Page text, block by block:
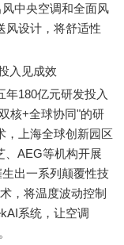
风中央空调和全面风
风设计，将舒适性
入见成效
180亿元研发投入
核+全球协同"的研
，上海全球创新园区
、AEG等机构开展
出一系列颠覆性技
，将温度波动控制
系统，让空调